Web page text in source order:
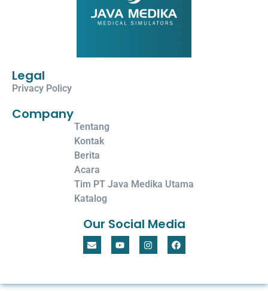
Legal
Privacy Policy
Tentang
Kontak
Berita
Acara
Tim PT Java Medika Utama
Katalog
Company
Our Social Media